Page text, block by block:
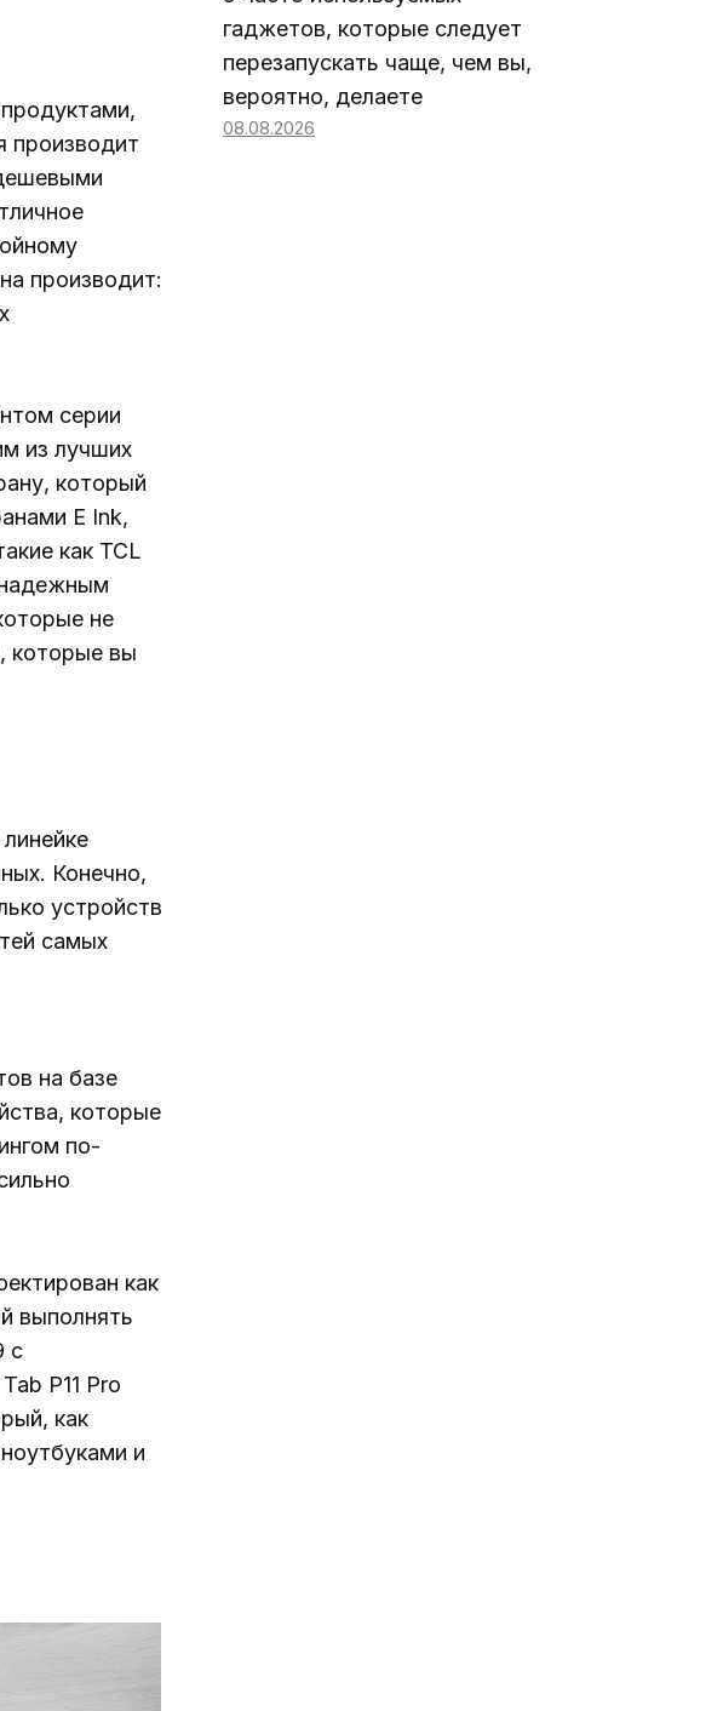
производит
производит:
серии
из лучших
который
E Ink,
как TCL
не
которые вы
Конечно,
устройств
самых
на базе
которые
по-
как
выполнять
с
P11 Pro
как
и
гаджетов, которые следует
перезапускать чаще, чем вы,
вероятно, делаете
08.08.2026